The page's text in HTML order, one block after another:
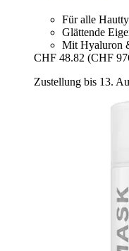
Für alle
Glättende
Mit Hyaluron
CHF 48.82 (CHF
Zustellung bis 13.